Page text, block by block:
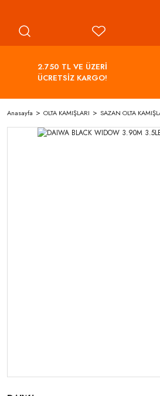
2.750 TL VE ÜZERİ
ÜCRETSİZ KARGO!
Anasayfa OLTA KAMIŞLARI SAZAN OLTA